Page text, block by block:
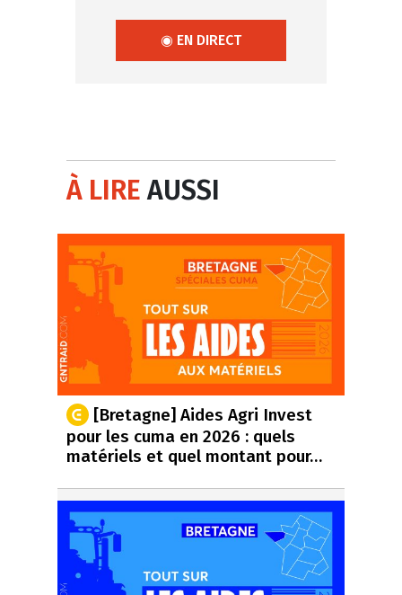
◉ EN DIRECT
À LIREAUSSI
[Bretagne] Aides Agri Invest
pour les cuma en 2026 : quels
matériels et quel montant pour…